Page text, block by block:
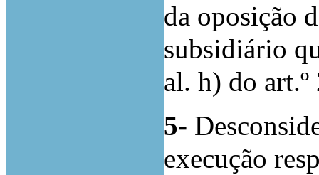
da oposição
subsidiário
al. h) do art.º
5-
execução